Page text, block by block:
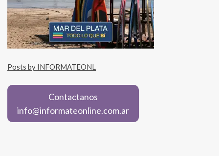
Posts by INFORMATEONL
Contactanos
info@informateonline.com.ar